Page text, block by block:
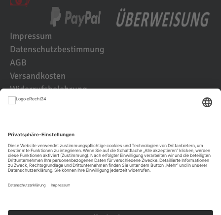
Impressum
Datenschutzbestimmung
AGB
Versandkosten
Widerrufsbelehrung
Kundenbewertungen
JETZT KUNDE WERDEN UND BEI DER
ERSTBESTLLUNGTIERISCHSPAREN!